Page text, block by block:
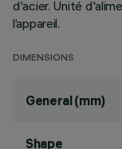
d'acier. Unité
l’appareil.
DIMENSIONS
General (mm)
Shape